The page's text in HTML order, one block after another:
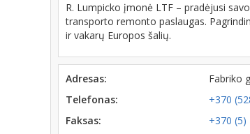
R. Lumpicko įmonė LTF – pradėjusi
transporto remonto paslaugas.
ir vakarų Europos šalių.
Adresas:
Fabriko
Telefonas:
+370
Faksas:
+370 (5)